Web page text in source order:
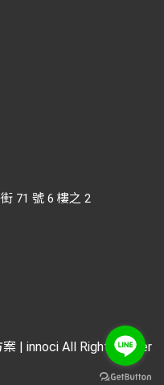
71 號 6 樓之 2
| innoci All Rights Reser